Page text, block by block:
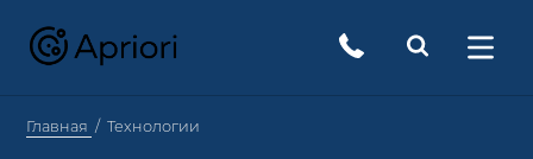
Главная Технологии